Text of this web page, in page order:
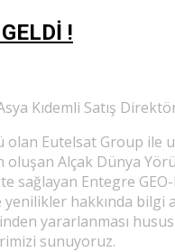
!
Kıdemli Satış
olan Eutelsat Group
Alçak Dünya
Entegre
hakkında
yararlanması
sunuyoruz.